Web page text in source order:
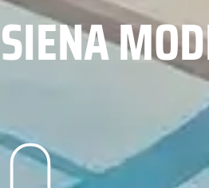
SIENA